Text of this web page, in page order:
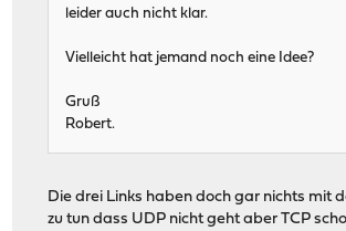
leider auch nicht klar.
Vielleicht hat jemand noch eine Idee?
Gruß
Robert.
Die drei Links haben doch gar nichts mit
zu tun dass UDP nicht geht aber TCP